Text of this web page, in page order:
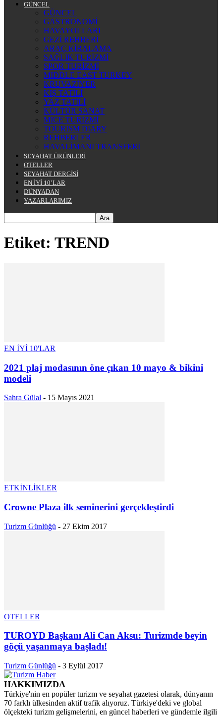
GÜNCEL
GÜNCEL
GASTRONOMİ
HAVAYOLLARI
GEZİ REHBERİ
ARAÇ KİRALAMA
SAĞLIK TURİZMİ
SPOR TURİZMİ
MIDDLE EAST TURKEY
KRUVAZİYER
KIŞ TATİLİ
YAZ TATİLİ
KÜLTÜR SANAT
MICE TURİZMİ
TOURISM DIARY
REHBERLER
HAVALİMANI TRANSFERİ
SEYAHAT ÜRÜNLERİ
OTELLER
SEYAHAT DERGİSİ
EN İYİ 10’LAR
DÜNYADAN
YAZARLARIMIZ
Etiket: TREND
EN İYİ 10'LAR
2021 plaj modasının öne çıkan 10 mayo & bikini
modeli
Sahra Gülal - 15 Mayıs 2021
ETKİNLİKLER
Crowne Plaza ilk seminerini gerçekleştirdi
Turizm Günlüğü - 27 Ekim 2017
OTELLER
TUROYD Başkanı Ali Can Aksu: Turizmde beyin
göçü yaşanmaya başladı!
Turizm Günlüğü - 3 Eylül 2017
HAKKIMIZDA
Türkiye'nin en popüler turizm ve seyahat gazetesi olarak, dünyanın
70 farklı ülkesinden aktif trafik alıyoruz. Türkiye'deki ve global
ölçekteki turizm gelişmelerini, en güncel haberleri ve gündemle ilgili